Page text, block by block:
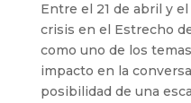
Entre el 21 de abril y
crisis en el Estrecho
como uno de los
impacto en la
posibilidad de una